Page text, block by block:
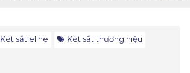
Két sắt eline Két sắt thương hiệu